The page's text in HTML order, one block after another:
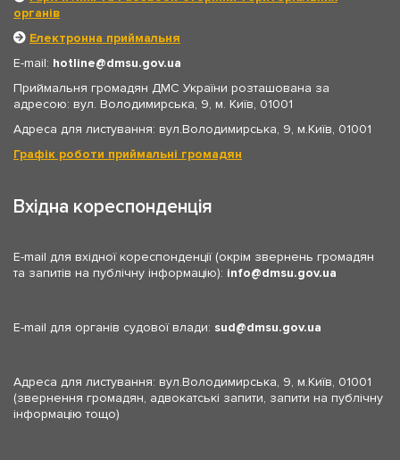
органів
Електронна приймальня
E-mail: hotline
dmsu.gov.ua
Приймальня громадян ДМС України розташована за
адресою: вул. Володимирська, 9, м. Київ, 01001
Адреса для листування: вул.Володимирська, 9, м.Київ, 01001
Графік роботи приймальні громадян
Вхідна кореспонденція
E-mail для вхідної кореспонденції (окрім звернень громадян
та запитів на публічну інформацію): info dmsu.gov.ua
E-mail для органів судової влади: sud dmsu.gov.ua
Адреса для листування: вул.Володимирська, 9, м.Київ, 01001
(звернення громадян, адвокатські запити, запити на публічну
інформацію тощо)